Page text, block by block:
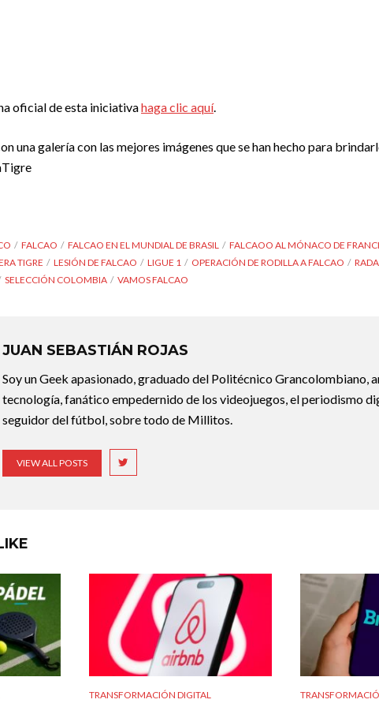
oficial de esta iniciativahaga clic aquí.
una galería con las mejores imágenes que se han hecho para
FALCAO FALCAO EN EL MUNDIAL DE BRASIL FALCAOO AL MÓNACO DE
TIGRE LESIÓN DE FALCAO LIGUE 1 OPERACIÓN DE RODILLA A FALCAO
SELECCIÓN COLOMBIA VAMOS FALCAO
JUAN SEBASTIÁN ROJAS
Soy un Geek apasionado, graduado del Politécnico Grancolombiano,
tecnología, fanático empedernido de los videojuegos, el periodismo
seguidor del fútbol, sobre todo de Millitos.
VIEW ALL POSTS
TRANSFORMACIÓN DIGITAL